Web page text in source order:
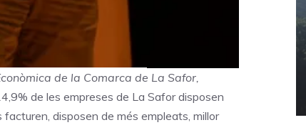
de la Comarca de La Safor,
de les empreses de La Safor disposen
disposen de més empleats, millor